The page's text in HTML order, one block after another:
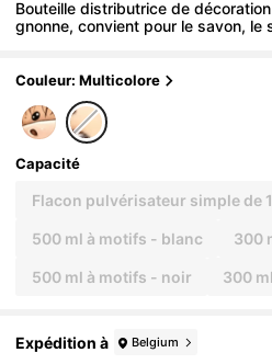
Bouteille distributrice de
gnonne, convient pour le savon, le
Couleur: Multicolore
Capacité
Flacon pulvérisateur simple de
500 ml à motifs - blanc 300
500 ml à motifs - noir 300
Expédition à Belgium